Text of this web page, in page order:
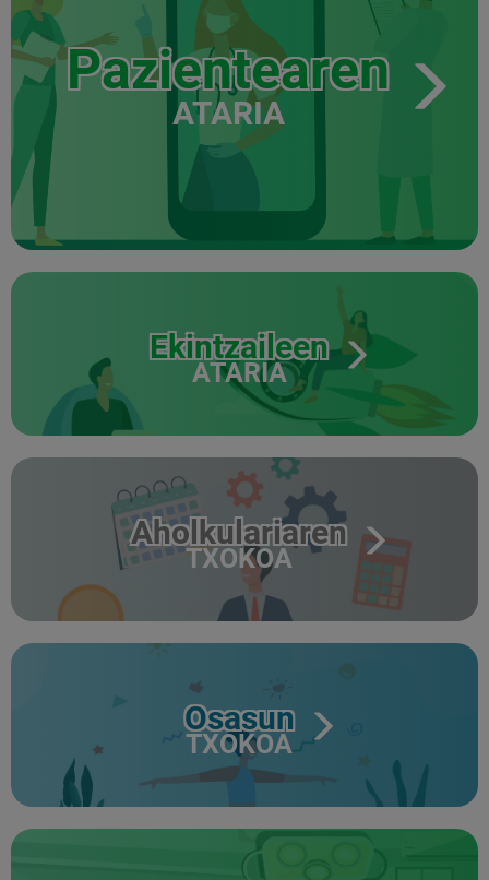
Pazientearen
ATARIA
Ekintzaileen
ATARIA
Aholkulariaren
TXOKOA
Osasun
TXOKOA